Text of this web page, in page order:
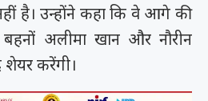
है। उन्होंने कहा कि वे आगे की
बहनों अलीमा खान और नौरीन
करेंगी।